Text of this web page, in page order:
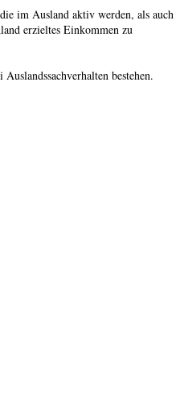
im Ausland aktiv werden, als auch
erzieltes Einkommen zu
bestehen.